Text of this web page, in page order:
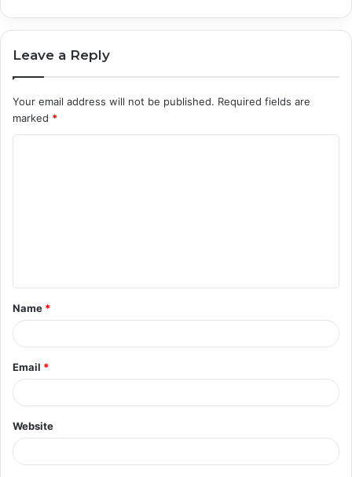
Leave a Reply
Your email address will not be published. Required fields are
marked *
t
*
Name *
Email *
Website